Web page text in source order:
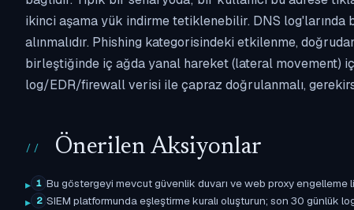
ikinci aşama yük indirme tetiklenebilir. DNS log'larında
alınmalıdır. Phishing kategorisindeki etkilenme,
birleştiğinde iç ağda yanal hareket (lateral movement)
log/EDR/firewall verisi ile çapraz doğrulanmalı,
Önerilen Aksiyonlar
1 Bu göstergeyi mevcut güvenlik duvarı ve web proxy
2 SIEM platformunda eşleştirme kuralı oluşturun; son 30 günlük